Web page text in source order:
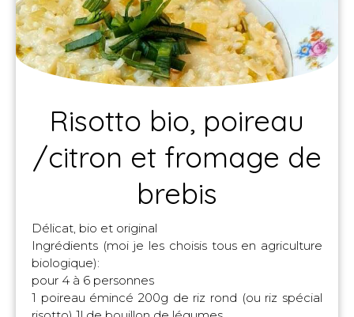
Risotto bio, poireau
/citron et fromage de
brebis
Délicat, bio et original
Ingrédients (moi je les choisis tous en agriculture
biologique):
pour 4 à 6 personnes
1 poireau émincé 200g de riz rond (ou riz spécial